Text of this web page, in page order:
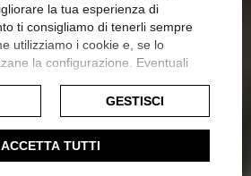
la tua esperienza di
ti consigliamo di tenerli sempre
utilizziamo i cookie e, se lo
la configurazione. Eventuali
acquisizione del consenso
cookie completa.
GESTISCI
ACCETTA TUTTI
in
cucina!
Blog Cucine